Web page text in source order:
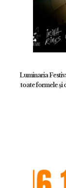
Luminaria
toate formele și